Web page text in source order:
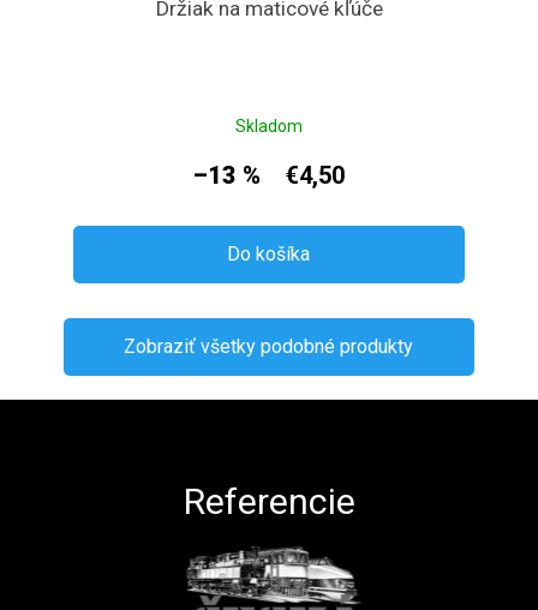
Držiak na maticové kľúče
Skladom
–13 % €4,50
Do košíka
Zobraziť všetky podobné produkty
Referencie